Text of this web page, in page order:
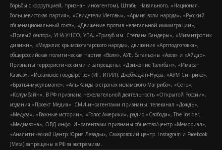
борьбы с коррупцией, признан иноагентом), Штабы Навального, «Национал-
большевистская партия», «Свидетели Иеговы», «Армия воли народа», «Русский
общенациональный союз», «Движение против нелегальной иммиграции»,
«Правый сектор», УНА-УНСО, УПА, «Тризуб им. Степана Бандеры», «Мизантропик
дивижн», «Меджлис крымскотатарского народа», движение «Артподготовка»,
общероссийская политическая партия «Воля», АУЕ, батальоны «Азов» и «Айдар».
Признаны террористическими и запрещены: «Движение Талибан», «Имарат
Кавказ», «Исламское государство» (ИГ, ИГИЛ), Джебхад-ан-Нусра, «АУМ Синрике»,
«Братья-мусульмане», «Аль-Каида в странах исламского Магриба», «Сеть»,
«Колумбайн». В РФ признана нежелательной деятельность «Открытой России»,
издания «Проект Медиа». СМИ-иноагентами признаны: телеканал «Дождь»,
«Медуза», «Важные истории», «Голос Америки», радио «Свобода», The Insider,
«Медиазона», ОВД-инфо. Иноагентами признаны общество/центр «Мемориал»,
«Аналитический Центр Юрия Левады», Сахаровский центр. Instagram и Facebook
(Metа) запрещены в РФ за экстремизм.